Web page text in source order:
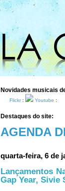
Novidades musicais
Flickr: Youtube :
Destaques do site:
AGENDA
quarta-feira, 6 de
Lançamentos
Gap Year, Sivie